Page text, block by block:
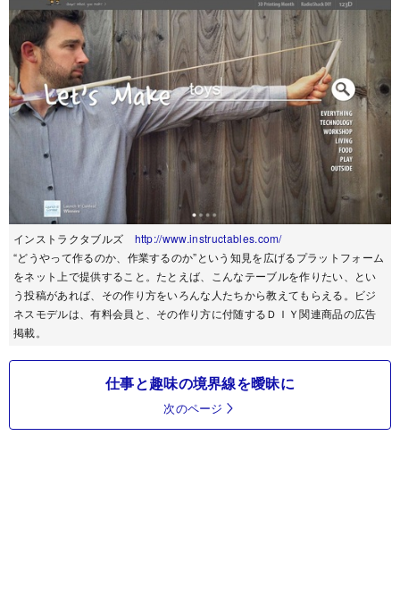
インストラクタブルズ http://www.instructables.com/
“どうやって作るのか、作業するのか”という知見を広げるプラットフォーム
をネット上で提供すること。たとえば、こんなテーブルを作りたい、とい
う投稿があれば、その作り方をいろんな人たちから教えてもらえる。ビジ
ネスモデルは、有料会員と、その作り方に付随するＤＩＹ関連商品の広告
掲載。
仕事と趣味の境界線を曖昧に
次のページ